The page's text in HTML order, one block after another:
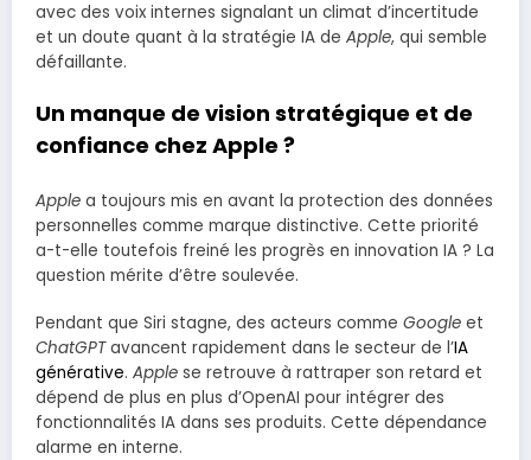
avec des voix internes signalant un climat d’incertitude
et un doute quant à la stratégie IA de Apple, qui semble
défaillante.
Un manque de vision stratégique et de
confiance chez Apple ?
Apple a toujours mis en avant la protection des données
personnelles comme marque distinctive. Cette priorité
a-t-elle toutefois freiné les progrès en innovation IA ? La
question mérite d’être soulevée.
Pendant que Siri stagne, des acteurs comme Google et
ChatGPTavancent rapidement dans le secteur de l’IA
générative. Apple se retrouve à rattraper son retard et
dépend de plus en plus d’OpenAI pour intégrer des
fonctionnalités IA dans ses produits. Cette dépendance
alarme en interne.